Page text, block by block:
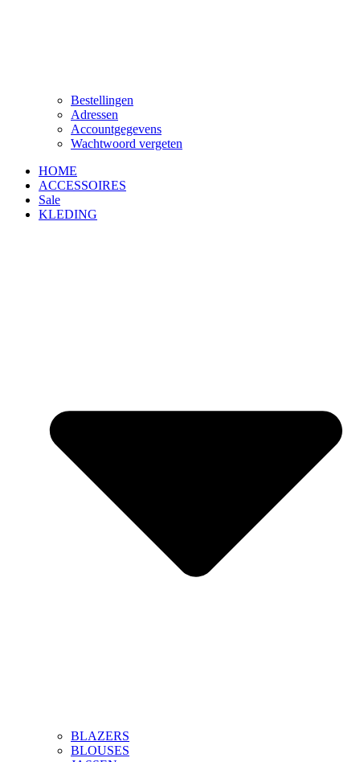
Bestellingen
Adressen
Accountgegevens
Wachtwoord vergeten
HOME
ACCESSOIRES
Sale
KLEDING
BLAZERS
BLOUSES